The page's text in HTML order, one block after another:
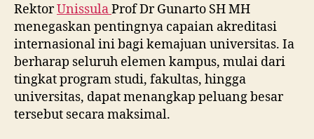
RektorUnissulaProf Dr Gunarto SH MH
menegaskan pentingnya capaian akreditasi
internasional ini bagi kemajuan universitas. Ia
berharap seluruh elemen kampus, mulai dari
tingkat program studi, fakultas, hingga
universitas, dapat menangkap peluang besar
tersebut secara maksimal.